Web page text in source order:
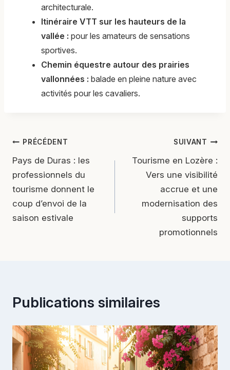
architecturale.
Itinéraire VTT sur les hauteurs de la
vallée : pour les amateurs de sensations
sportives.
Chemin équestre autour des prairies
vallonnées : balade en pleine nature avec
activités pour les cavaliers.
Navigation
de
l’article
PRÉCÉDENT
Pays de Duras : les
professionnels du
tourisme donnent le
coup d’envoi de la
saison estivale
SUIVANT
Tourisme en Lozère :
Vers une visibilité
accrue et une
modernisation des
supports
promotionnels
Publications similaires